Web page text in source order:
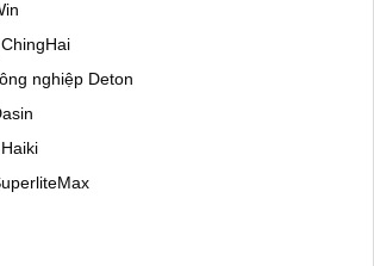
nghiệp Deton